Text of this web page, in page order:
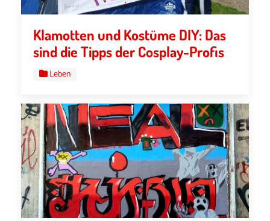
Klamotten und Kostüme DIY: Das
sind die Tipps der Cosplay-Profis
Leben